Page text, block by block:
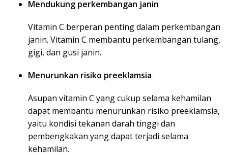
Mendukung perkembangan janin
Vitamin C berperan penting dalam perkembangan
janin. Vitamin C membantu perkembangan tulang,
gigi, dan gusi janin.
Menurunkan risiko preeklamsia
Asupan vitamin C yang cukup selama kehamilan
dapat membantu menurunkan risiko preeklamsia,
yaitu kondisi tekanan darah tinggi dan
pembengkakan yang dapat terjadi selama
kehamilan.